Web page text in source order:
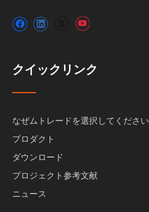
クイックリンク
なぜムトレードを選択してください
プロダクト
ダウンロード
プロジェクト参考文献
ニュース